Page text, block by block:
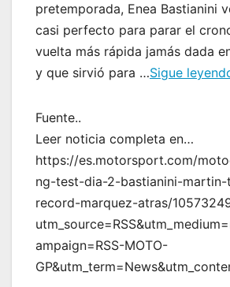
pretemporada, Enea Bastianini
casi perfecto para parar el
vuelta más rápida jamás dada
y que sirvió para …Sigue
Fuente..
Leer noticia completa en…
https://es.motorsport.com/
ng-test-dia-2-bastianini-
record-marquez-atras/
ampaign=RSS-MOTO-